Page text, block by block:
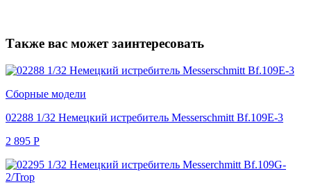
Также вас может заинтересовать
Сборные модели
02288 1/32 Немецкий истребитель Messerschmitt Bf.109E-3
2 895 Р